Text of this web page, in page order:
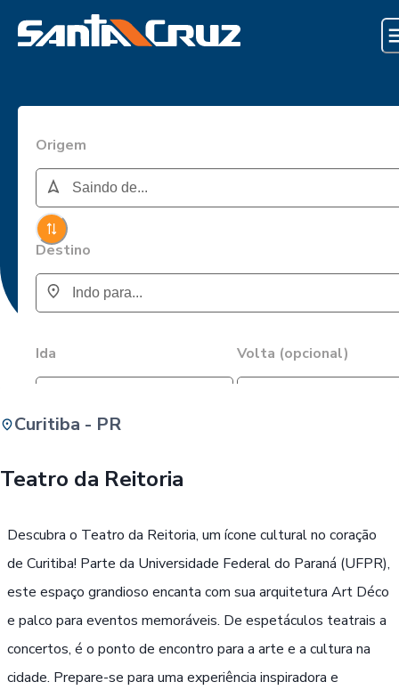
Origem
Destino
Ida Volta (opcional)
Curitiba - PR
Teatro da Reitoria
Descubra o Teatro da Reitoria, um ícone cultural no coração
de Curitiba! Parte da Universidade Federal do Paraná (UFPR),
este espaço grandioso encanta com sua arquitetura Art Déco
e palco para eventos memoráveis. De espetáculos teatrais a
concertos, é o ponto de encontro para a arte e a cultura na
cidade. Prepare-se para uma experiência inspiradora e